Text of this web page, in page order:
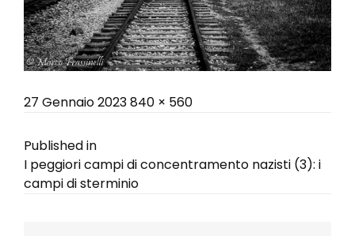
Posted
27 Gennaio 2023Full
840 × 560
Navigazione
articoli
Published in
I peggiori campi di concentramento nazisti (3): i
campi di sterminio